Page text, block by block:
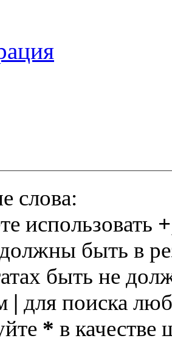
слова:
использовать +
быть в
быть не
| для поиска
* в качестве